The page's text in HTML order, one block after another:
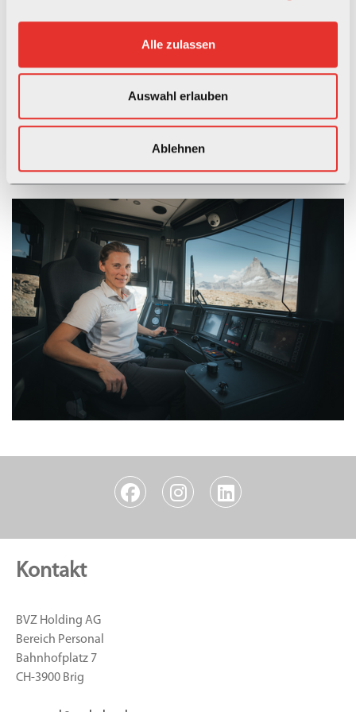
Alle zulassen
Auswahl erlauben
Ablehnen
gepflegtem Auftreten. Unregelmässige Arbeitszeiten und
Wochenendeinsätze erachtest du als Chance für eine flexible
psychologischen und medizinischen
Tauglichkeitsuntersuchung unterziehen und diese bestehen.
Kontakt
BVZ Holding AG
Bereich Personal
Bahnhofplatz 7
CH-3900 Brig